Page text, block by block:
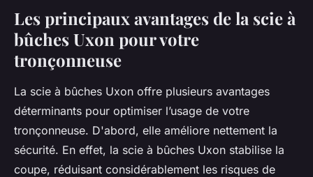
Les principaux avantages de la scie à
bûches Uxon pour votre
tronçonneuse
La scie à bûches Uxon offre plusieurs avantages
déterminants pour optimiser l’usage de votre
tronçonneuse. D'abord, elle améliore nettement la
sécurité. En effet, la scie à bûches Uxon stabilise la
coupe, réduisant considérablement les risques de